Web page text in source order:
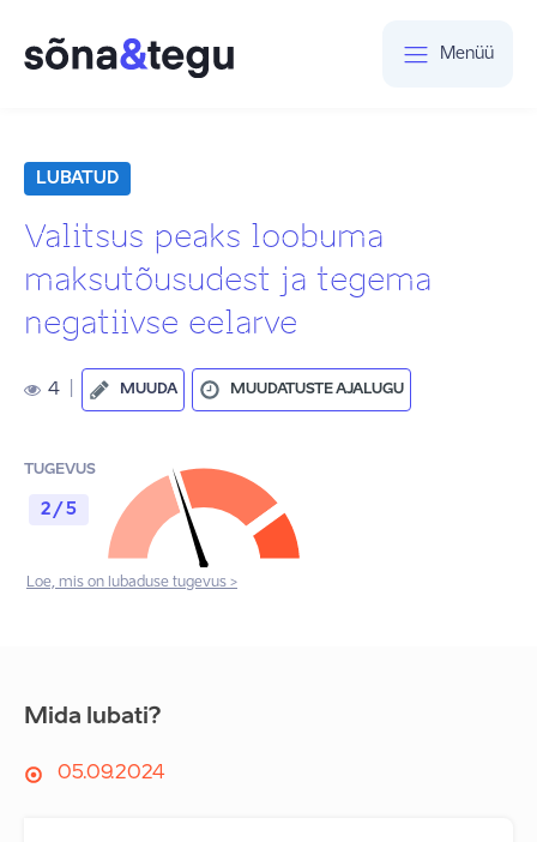
Menüü
LUBATUD
Valitsus peaks loobuma
maksutõusudest ja tegema
negatiivse eelarve
4 MUUDA MUUDATUSTE AJALUGU
TUGEVUS
2 / 5
Loe, mis on lubaduse tugevus >
Mida lubati?
05.09.2024